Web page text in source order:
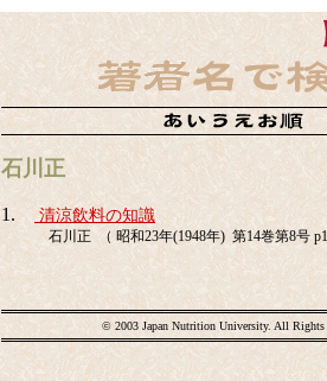
石川正
1. 清涼飲料の知識
石川正 （ 昭和23年(1948年) 第14巻第8号
© 2003 Japan Nutrition University. All Rights